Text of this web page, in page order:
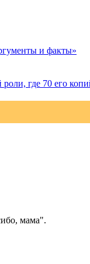
и факты»
роли, где 70 его
мама".